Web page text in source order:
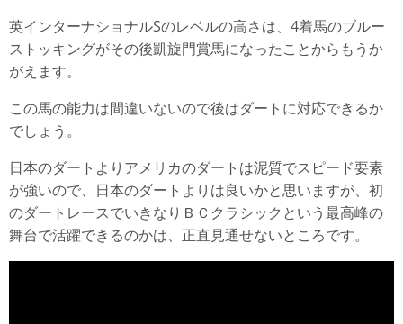
英インターナショナルSのレベルの高さは、4着馬のブルー
ストッキングがその後凱旋門賞馬になったことからもうか
がえます。
この馬の能力は間違いないので後はダートに対応できるか
でしょう。
日本のダートよりアメリカのダートは泥質でスピード要素
が強いので、日本のダートよりは良いかと思いますが、初
のダートレースでいきなりＢＣクラシックという最高峰の
舞台で活躍できるのかは、正直見通せないところです。